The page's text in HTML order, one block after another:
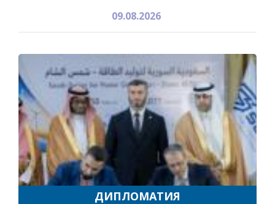
09.08.2026
ДИПЛОМАТИЯ